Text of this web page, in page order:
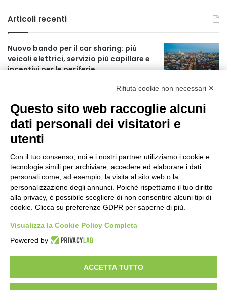
c
a
p
e
Articoli recenti
Nuovo bando per il car sharing: più
veicoli elettrici, servizio più capillare e
incentivi per le periferie
della M3 verso Paullo
2 giorni fa
75 anni di INFN. La comunità, la storia, il
futuro della ricerca in fisica
fondamentale in Italia
2 giorni fa
Milano Aiuta Estate, 1600 prestazioni di
assistenza attivate
2 giorni fa
Il potenziale invisibile: come la
curiosità guida l’evoluzione umana
2 giorni fa
Rifiuta cookie non necessari ✕
Questo sito web raccoglie alcuni
dati personali dei visitatori e
utenti
Con il tuo consenso, noi e i nostri partner utilizziamo i cookie e
tecnologie simili per archiviare, accedere ed elaborare i dati
personali come, ad esempio, la visita al sito web o la
personalizzazione degli annunci. Poiché rispettiamo il tuo diritto
alla privacy, è possibile scegliere di non consentire alcuni tipi di
cookie. Clicca su preferenze GDPR per saperne di più.
Visualizza la Cookie Policy Completa
Powered by
ACCETTA TUTTO